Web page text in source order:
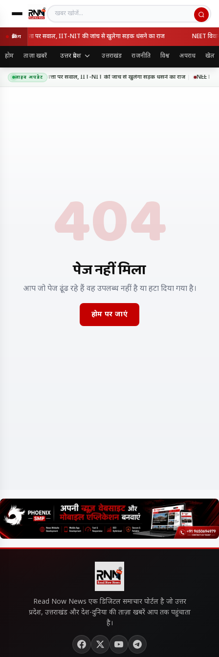
खबर खोजें
ब्रेकिंग
की गुणवत्ता पर सवाल, IIT-NIT की जांच से खुलेगा सड़क धंसने का राज NEET
होम ताज़ा खबरें उत्तर प्रदेश उत्तराखंड राजनीति विश्व अपराध खेल
लाइव अपडेट
एक्सप्रेसवे की गुणवत्ता पर सवाल, IIT-NIT की जांच से खुलेगा सड़क धंसने का राज NEET
404
पेज नहीं मिला
आप जो पेज ढूंढ रहे हैं वह उपलब्ध नहीं है या हटा दिया गया है।
होम पर जाएं
Read Now News एक डिजिटल समाचार पोर्टल है जो उत्तर
प्रदेश, उत्तराखंड और देश-दुनिया की ताज़ा खबरें आप तक पहुंचाता
है।